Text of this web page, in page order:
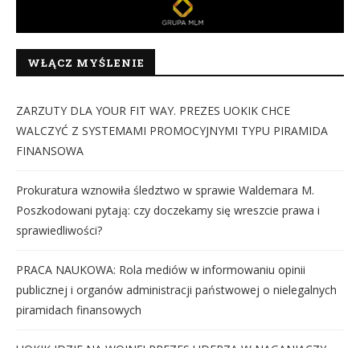
WŁĄCZ MYŚLENIE
ZARZUTY DLA YOUR FIT WAY. PREZES UOKIK CHCE
WALCZYĆ Z SYSTEMAMI PROMOCYJNYMI TYPU PIRAMIDA
FINANSOWA
Prokuratura wznowiła śledztwo w sprawie Waldemara M.
Poszkodowani pytają: czy doczekamy się wreszcie prawa i
sprawiedliwości?
PRACA NAUKOWA: Rola mediów w informowaniu opinii
publicznej i organów administracji państwowej o nielegalnych
piramidach finansowych